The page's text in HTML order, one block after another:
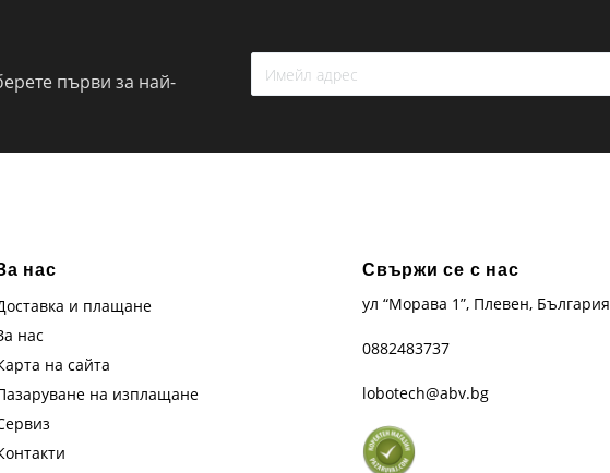
първи за най-
нас
и плащане
нас
на сайта
на изплащане
Свържи се с нас
ул “Морава 1”, Плевен, България
0882483737
lobotech@abv.bg